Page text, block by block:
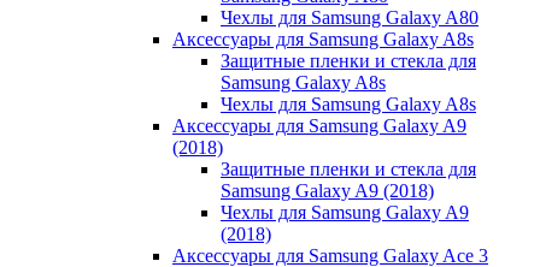
Чехлы для Samsung Galaxy A80
Аксессуары для Samsung Galaxy A8s
Защитные пленки и стекла для
Samsung Galaxy A8s
Чехлы для Samsung Galaxy A8s
Аксессуары для Samsung Galaxy A9
(2018)
Защитные пленки и стекла для
Samsung Galaxy A9 (2018)
Чехлы для Samsung Galaxy A9
(2018)
Аксессуары для Samsung Galaxy Ace 3